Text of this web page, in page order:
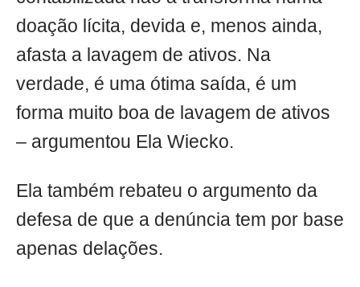
doação lícita, devida e, menos ainda,
afasta a lavagem de ativos. Na
verdade, é uma ótima saída, é um
forma muito boa de lavagem de ativos
– argumentou Ela Wiecko.
Ela também rebateu o argumento da
defesa de que a denúncia tem por base
apenas delações.